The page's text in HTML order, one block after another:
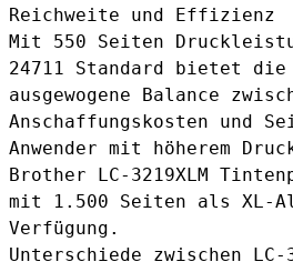
Reichweite und Effizienz
Mit 550 Seiten
24711 Standard bietet die
ausgewogene Balance
Anschaffungskosten und
Anwender mit höherem
Brother LC-3219XLM
mit 1.500 Seiten als XL-
Verfügung.
Unterschiede zwischen LC-